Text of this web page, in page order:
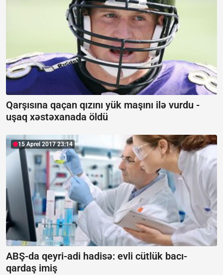
Qarşısına qaçan qızını yük maşını ilə vurdu -
uşaq xəstəxanada öldü
15 Aprel 2017 23:14
ABŞ-da qeyri-adi hadisə: evli cütlük bacı-
qardaş imiş